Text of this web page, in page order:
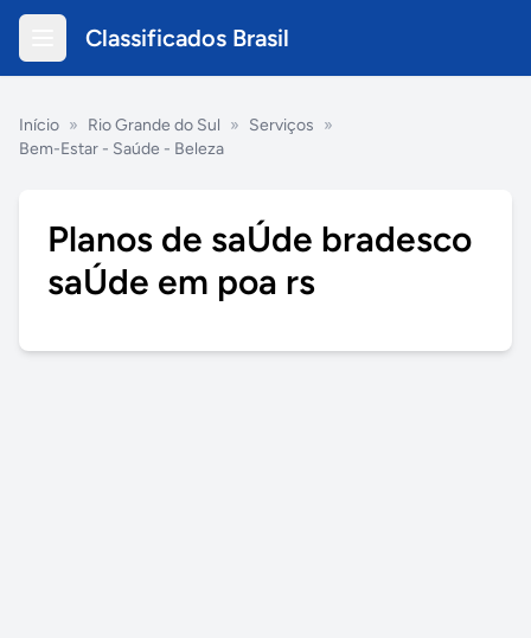
Classificados Brasil
Início » Rio Grande do Sul » Serviços »
Bem-Estar - Saúde - Beleza
Planos de saÚde bradesco
saÚde em poa rs